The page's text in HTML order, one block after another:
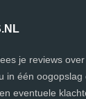
je reviews
in één oogopslag
eventuele